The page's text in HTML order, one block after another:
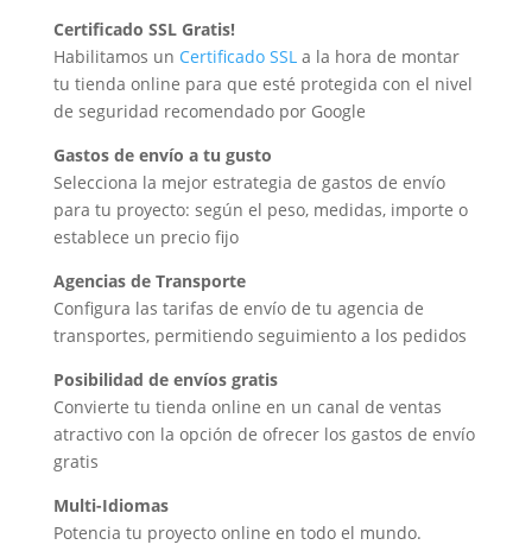
Certificado SSL Gratis!
Habilitamos un Certificado SSLa la hora de montar
tu tienda online para que esté protegida con el nivel
de seguridad recomendado por Google
Gastos de envío a tu gusto
Selecciona la mejor estrategia de gastos de envío
para tu proyecto: según el peso, medidas, importe o
establece un precio fijo
Agencias de Transporte
Configura las tarifas de envío de tu agencia de
transportes, permitiendo seguimiento a los pedidos
Posibilidad de envíos gratis
Convierte tu tienda online en un canal de ventas
atractivo con la opción de ofrecer los gastos de envío
gratis
Multi-Idiomas
Potencia tu proyecto online en todo el mundo.